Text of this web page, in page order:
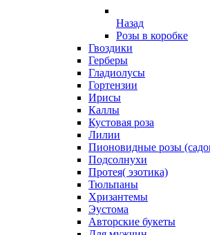
Назад
Розы в коробке
Гвоздики
Герберы
Гладиолусы
Гортензии
Ирисы
Каллы
Кустовая роза
Лилии
Пионовидные розы
Подсолнухи
Протея( эзотика)
Тюльпаны
Хризантемы
Эустома
Авторские букеты